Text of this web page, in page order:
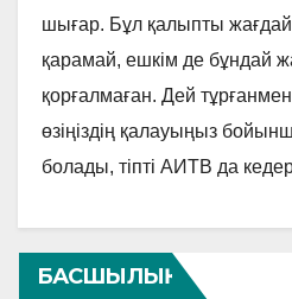
шығар. Бұл қалыпты
қарамай, ешкім де бұндай
қорғалмаған. Дей
өзіңіздің қалауыңыз
болады, тіпті АИТВ да
БАСШЫЛЫҚ